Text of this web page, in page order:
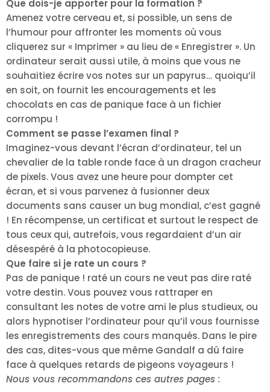
Que dois-je apporter pour la formation ?
Amenez votre cerveau et, si possible, un sens de
l’humour pour affronter les moments où vous
cliquerez sur « Imprimer » au lieu de « Enregistrer ». Un
ordinateur serait aussi utile, à moins que vous ne
souhaitiez écrire vos notes sur un papyrus… quoiqu’il
en soit, on fournit les encouragements et les
chocolats en cas de panique face à un fichier
corrompu !
Comment se passe l’examen final ?
Imaginez-vous devant l’écran d’ordinateur, tel un
chevalier de la table ronde face à un dragon cracheur
de pixels. Vous avez une heure pour dompter cet
écran, et si vous parvenez à fusionner deux
documents sans causer un bug mondial, c’est gagné
! En récompense, un certificat et surtout le respect de
tous ceux qui, autrefois, vous regardaient d’un air
désespéré à la photocopieuse.
Que faire si je rate un cours ?
Pas de panique ! raté un cours ne veut pas dire raté
votre destin. Vous pouvez vous rattraper en
consultant les notes de votre ami le plus studieux, ou
alors hypnotiser l’ordinateur pour qu’il vous fournisse
les enregistrements des cours manqués. Dans le pire
des cas, dites-vous que même Gandalf a dû faire
face à quelques retards de pigeons voyageurs !
Nous vous recommandons ces autres pages :